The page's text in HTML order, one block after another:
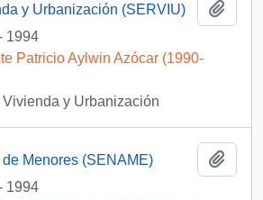
y Urbanización (SERVIU)
1994
Patricio Aylwin Azócar (1990-
y Urbanización
Menores (SENAME)
1994